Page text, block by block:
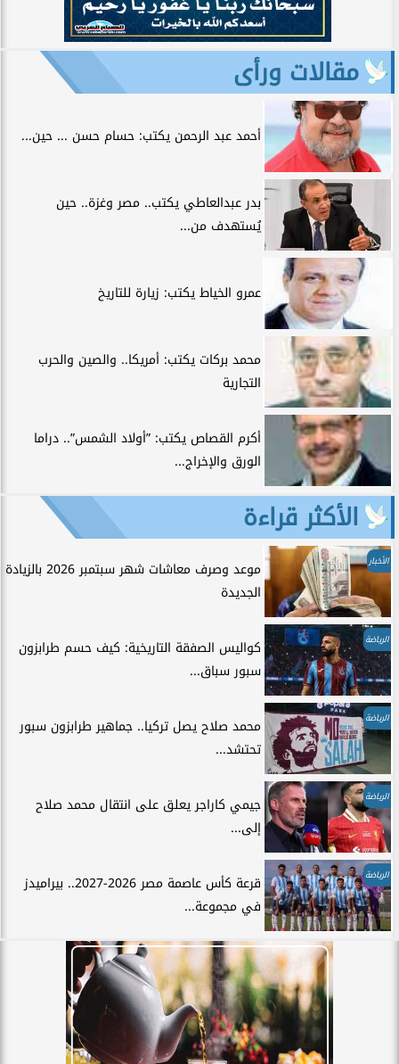
مقالات ورأى
أحمد عبد الرحمن يكتب: حسام حسن ... حين...
بدر عبدالعاطي يكتب.. مصر وغزة.. حين
يُستهدف من...
عمرو الخياط يكتب: زيارة للتاريخ
محمد بركات يكتب: أمريكا.. والصين والحرب
التجارية
أكرم القصاص يكتب: ”أولاد الشمس”.. دراما
الورق والإخراج...
الأكثر قراءة
الأخبار
موعد وصرف معاشات شهر سبتمبر 2026 بالزيادة
الجديدة
الرياضة
كواليس الصفقة التاريخية: كيف حسم طرابزون
سبور سباق...
الرياضة
محمد صلاح يصل تركيا.. جماهير طرابزون سبور
تحتشد...
الرياضة
جيمي كاراجر يعلق على انتقال محمد صلاح
إلى...
الرياضة
قرعة كأس عاصمة مصر 2026-2027.. بيراميدز
في مجموعة...